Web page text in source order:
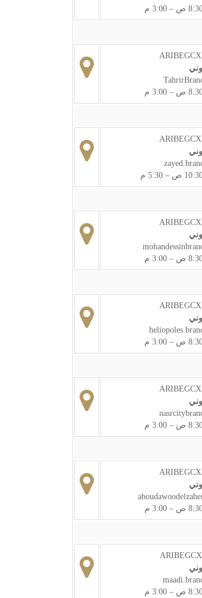
ص – 3:00 م
ص – 3:00 م
ص – 5:30 م
ص – 3:00 م
ص – 3:00 م
ص – 3:00 م
ص – 3:00 م
ARIBEGCX
ص – 3:00 م